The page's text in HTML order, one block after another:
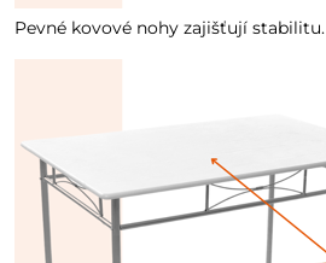
Pevné kovové nohy zajišťují stabilitu.